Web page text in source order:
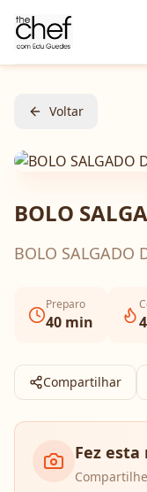
Voltar
BOLO
BOLO SALGADO
Preparo
40 min
Compartilhar
Fez